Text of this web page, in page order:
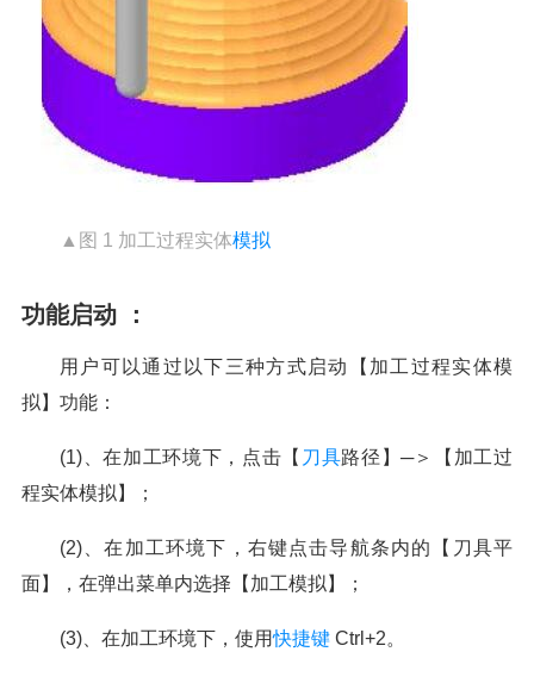
▲图 1 加工过程实体模拟
功能启动 ：
用户可以通过以下三种方式启动【加工过程实体模
拟】功能：
(1)、在加工环境下，点击【 刀具路径】─＞【加工过
程实体模拟】；
(2)、在加工环境下，右键点击导航条内的【刀具平
面】，在弹出菜单内选择【加工模拟】；
(3)、在加工环境下，使用快捷键 Ctrl+2。